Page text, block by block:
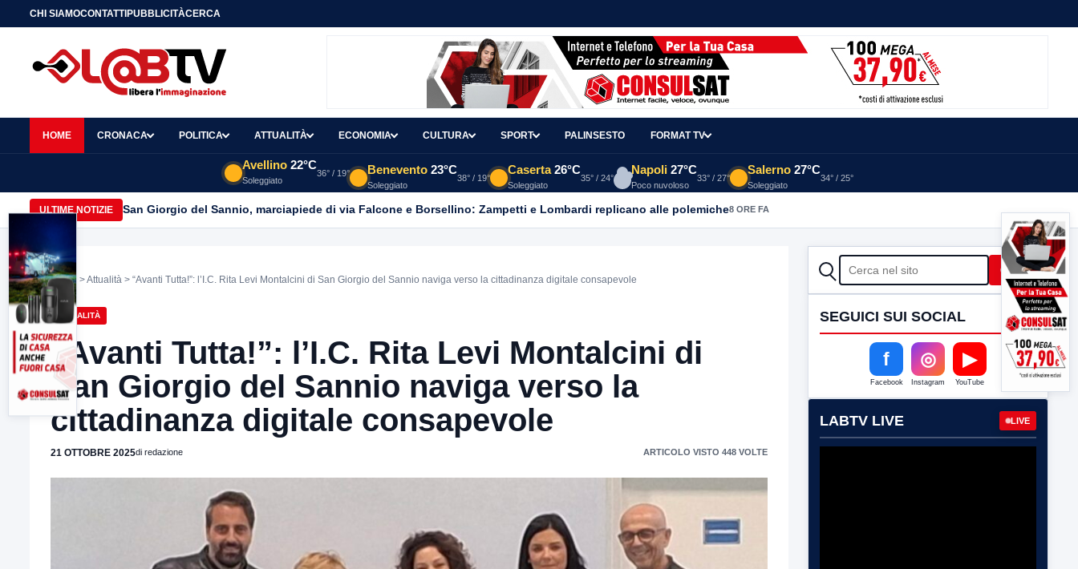
CHI SIAMOCONTATTIPUBBLICITÀCERCA
HOME CRONACA POLITICA ATTUALITÀ ECONOMIA CULTURA SPORT PALINSESTO FORMAT TV
Avellino 22°C
Soleggiato
36° / 19° Benevento 23°C
Soleggiato
38° / 19°
Caserta 26°C
Soleggiato
35° / 24°
Napoli 27°C
Poco nuvoloso
33° / 27°
Salerno 27°C
Soleggiato
34° / 25°
ULTIME NOTIZIE San Giorgio del Sannio, marciapiede di via Falcone e Borsellino: Zampetti e Lombardi replicano alle polemiche8 ORE FA
Home >Attualità > “Avanti Tutta!”: l’I.C. Rita Levi Montalcini di San Giorgio del Sannio naviga verso la cittadinanza digitale consapevole
ATTUALITÀ
“Avanti Tutta!”: l’I.C. Rita Levi Montalcini di
San Giorgio del Sannio naviga verso la
cittadinanza digitale consapevole
21 OTTOBRE 2025di redazione ARTICOLO VISTO 448 VOLTE
CERCA Cerca
SEGUICI SUI SOCIAL
f
Facebook
◎
Instagram
▶
YouTube
LABTV LIVE LIVE